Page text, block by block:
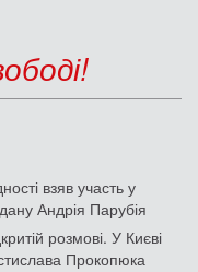
взяв участь у
Андрія Парубія
розмові. У Києві
Прокопюка